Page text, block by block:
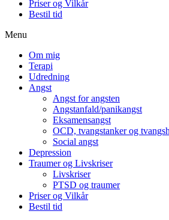
Priser og Vilkår
Bestil tid
Menu
Om mig
Terapi
Udredning
Angst
Angst for angsten
Angstanfald/panikangst
Eksamensangst
OCD, tvangstanker og
Social angst
Depression
Traumer og Livskriser
Livskriser
PTSD og traumer
Priser og Vilkår
Bestil tid